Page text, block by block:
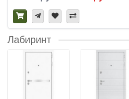
Лабиринт